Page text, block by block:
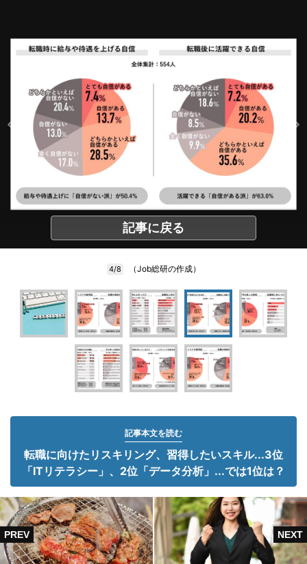
記事に戻る
4/8 （Job総研の作成）
記事本文を読む
転職に向けたリスキリング、習得したいスキル...3位
「ITリテラシー」、2位「データ分析」...では1位は？